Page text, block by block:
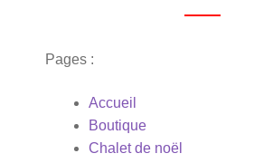
Pages :
Accueil
Boutique
Chalet de noël